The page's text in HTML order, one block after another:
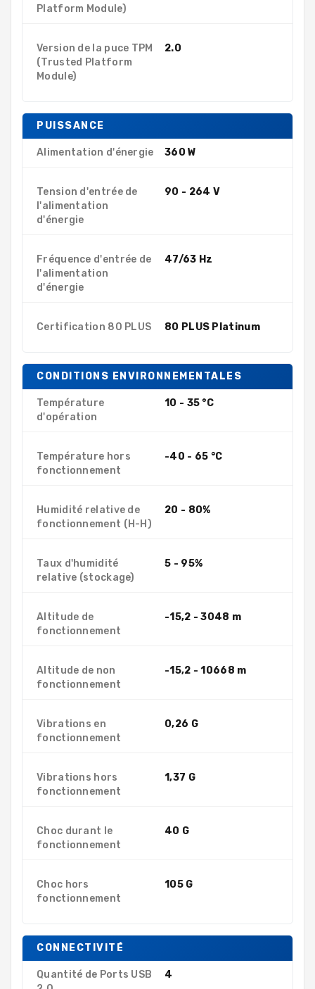
Platform Module)
Version de la puce TPM
(Trusted Platform
Module)
2.0
PUISSANCE
Alimentation d'énergie 360 W
Tension d'entrée de
l'alimentation
d'énergie
90 - 264 V
Fréquence d'entrée de
l'alimentation
d'énergie
47/63 Hz
Certification 80 PLUS 80 PLUS Platinum
CONDITIONS ENVIRONNEMENTALES
Température
d'opération
10 - 35 °C
Température hors
fonctionnement
-40 - 65 °C
Humidité relative de
fonctionnement (H-H)
20 - 80%
Taux d'humidité
relative (stockage)
5 - 95%
Altitude de
fonctionnement
-15,2 - 3048 m
Altitude de non
fonctionnement
-15,2 - 10668 m
Vibrations en
fonctionnement
0,26 G
Vibrations hors
fonctionnement
1,37 G
Choc durant le
fonctionnement
40 G
Choc hors
fonctionnement
105 G
CONNECTIVITÉ
Quantité de Ports USB
4